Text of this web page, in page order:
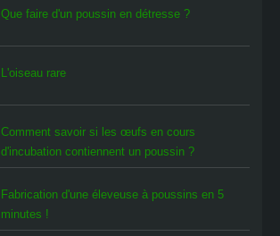
Que faire d'un poussin en détresse ?
L'oiseau rare
Comment savoir si les œufs en cours
d'incubation contiennent un poussin ?
Fabrication d'une éleveuse à poussins en 5
minutes !